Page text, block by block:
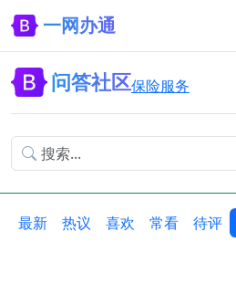
一网办通
问答社区保险服务
最新 热议 喜欢 常看 待评